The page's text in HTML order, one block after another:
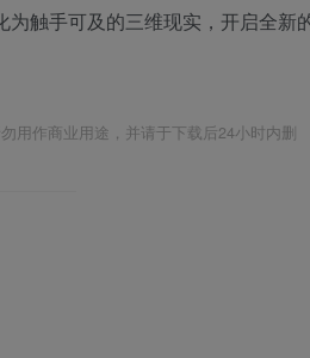
触手可及的三维现实，开启全新
用作商业用途，并请于下载后24小时内删